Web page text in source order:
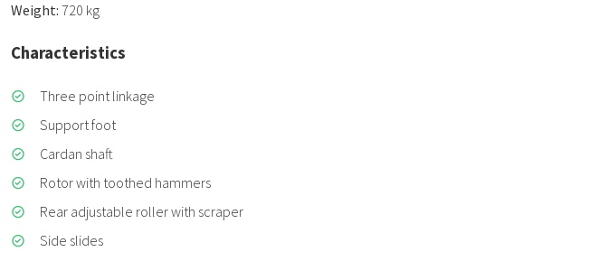
Weight: 720 kg
Characteristics
Three point linkage
Support foot
Cardan shaft
Rotor with toothed hammers
Rear adjustable roller with scraper
Side slides